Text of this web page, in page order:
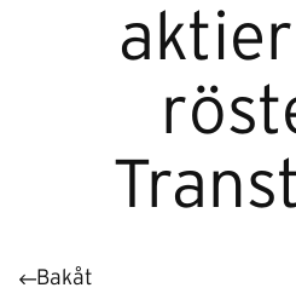
Bakåt